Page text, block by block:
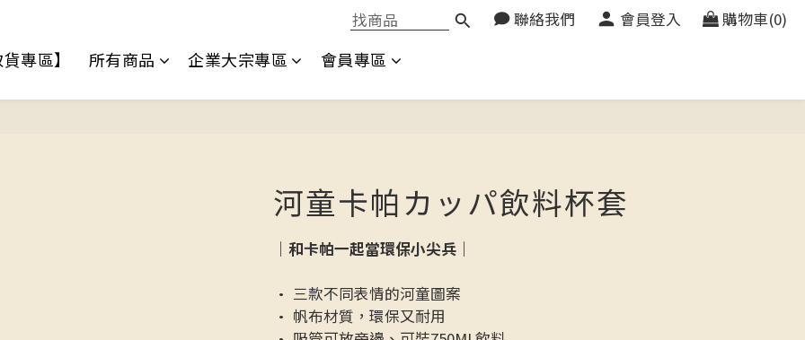
聯絡我們 會員登入 購物車(0)
專區】 所有商品 企業大宗專區 會員專區
河童卡帕カッパ飲料杯套
｜和卡帕一起當環保小尖兵｜
• 三款不同表情的河童圖案
• 帆布材質，環保又耐用